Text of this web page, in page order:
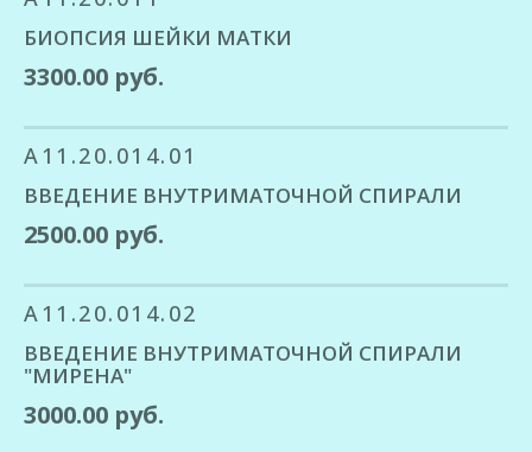
БИОПСИЯ ШЕЙКИ МАТКИ
3300.00 руб.
A11.20.014.01
ВВЕДЕНИЕ ВНУТРИМАТОЧНОЙ СПИРАЛИ
2500.00 руб.
A11.20.014.02
ВВЕДЕНИЕ ВНУТРИМАТОЧНОЙ СПИРАЛИ
"МИРЕНА"
3000.00 руб.